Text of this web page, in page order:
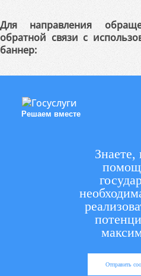
Для направления
обратной связи с
баннер:
Решаем вместе
Знаете,
Отправить